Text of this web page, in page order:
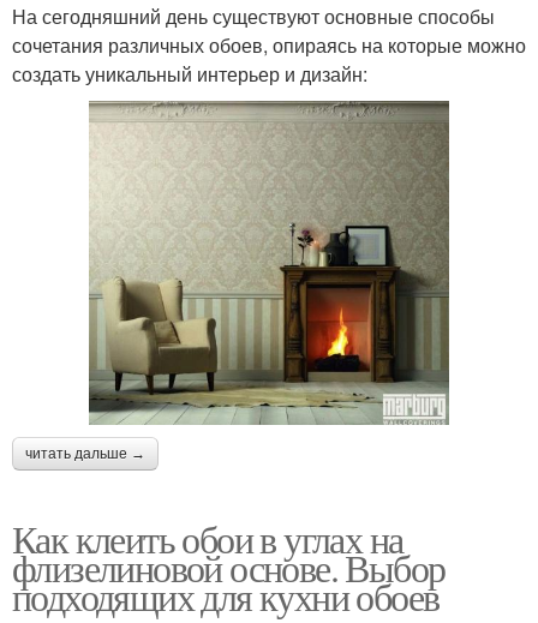
На сегодняшний день существуют основные способы
сочетания различных обоев, опираясь на которые можно
создать уникальный интерьер и дизайн:
читать дальше →
Как клеить обои в углах на
флизелиновой основе. Выбор
подходящих для кухни обоев